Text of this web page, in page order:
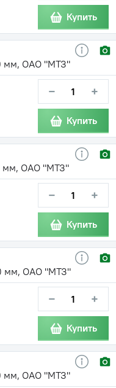
Купить
мм, ОАО "МТЗ"
− +
Купить
мм, ОАО "МТЗ"
− +
Купить
мм, ОАО "МТЗ"
− +
Купить
мм, ОАО "МТЗ"